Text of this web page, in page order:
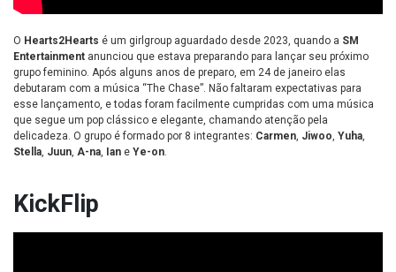
O Hearts2Hearts é um girlgroup aguardado desde 2023, quando a SM
Entertainment anunciou que estava preparando para lançar seu próximo
grupo feminino. Após alguns anos de preparo, em 24 de janeiro elas
debutaram com a música “The Chase”. Não faltaram expectativas para
esse lançamento, e todas foram facilmente cumpridas com uma música
que segue um pop clássico e elegante, chamando atenção pela
delicadeza. O grupo é formado por 8 integrantes: Carmen, Jiwoo, Yuha,
Stella, Juun, A-na, Ian e Ye-on.
KickFlip